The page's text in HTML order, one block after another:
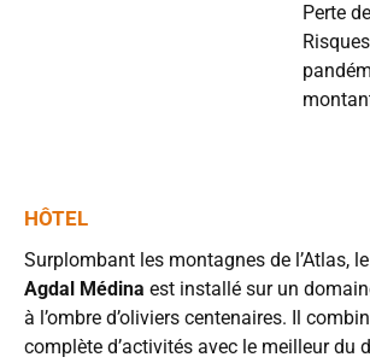
Perte
HÔTEL
Surplombant les montagnes de l’Atlas, le
Agdal Médina est installé sur un
à l’ombre d’oliviers centenaires. Il
complète d’activités avec le meilleur du